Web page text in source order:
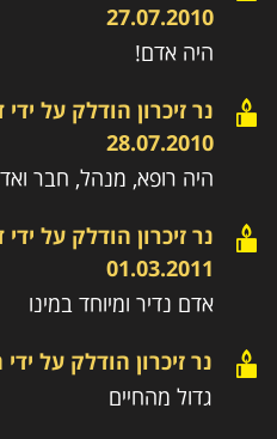
27.07.2010
היה אדם!
נר זיכרון הודלק על ידי
28.07.2010
היה רופא, מנהל, חבר
נר זיכרון הודלק על ידי
01.03.2011
אדם נדיר ומיוחד במינו
נר זיכרון הודלק על ידי
גדול מהחיים